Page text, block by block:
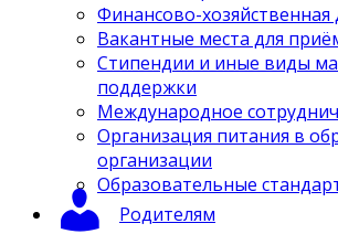
Финансово-хозяйственная
Вакантные места для
Стипендии и иные виды
поддержки
Международное
Организация питания в
организации
Образовательные
Родителям